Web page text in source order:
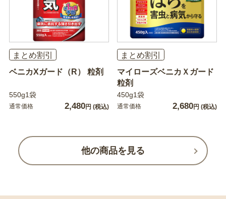
まとめ割引
ベニカXガード（R） 粒剤
550g1袋
通常価格 2,480円 (税込)
まとめ割引
マイローズベニカＸガード
粒剤
450g1袋
通常価格 2,680円 (税込)
他の商品を見る